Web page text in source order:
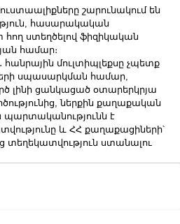
շարունակում են
հասարակական
հող ստեղծելով ֆիզիկական
համար։
մուլտիպլեքսը չպետք
սպասարկման համար,
ցանկացած օտարերկրյա
ներքին քաղաքական
պարտականությունն է
և ՀՀ քաղաքացիների՝
ստանալու